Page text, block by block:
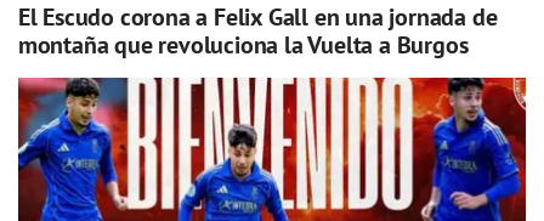
El Escudo corona a Felix Gall en una jornada de
montaña que revoluciona la Vuelta a Burgos